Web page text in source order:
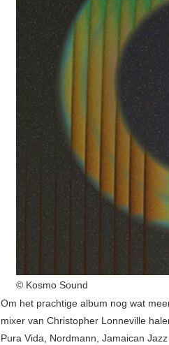
© Kosmo Sound
Om het prachtige album nog wat
mixer van Christopher Lonneville
Pura Vida, Nordmann, Jamaican